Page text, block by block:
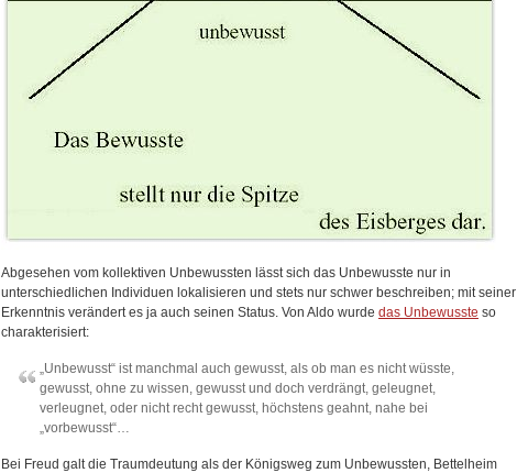
Abgesehen vom kollektiven Unbewussten lässt sich das Unbewusste nur in
unterschiedlichen Individuen lokalisieren und stets nur schwer beschreiben; mit seiner
Erkenntnis verändert es ja auch seinen Status. Von Aldo wurde das Unbewusste so
charakterisiert:
„Unbewusst“ ist manchmal auch gewusst, als ob man es nicht wüsste,
gewusst, ohne zu wissen, gewusst und doch verdrängt, geleugnet,
verleugnet, oder nicht recht gewusst, höchstens geahnt, nahe bei
„vorbewusst“…
Bei Freud galt die Traumdeutung als der Königsweg zum Unbewussten, Bettelheim